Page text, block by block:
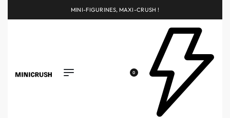
MINI-FIGURINES, MAXI-CRUSH !
0